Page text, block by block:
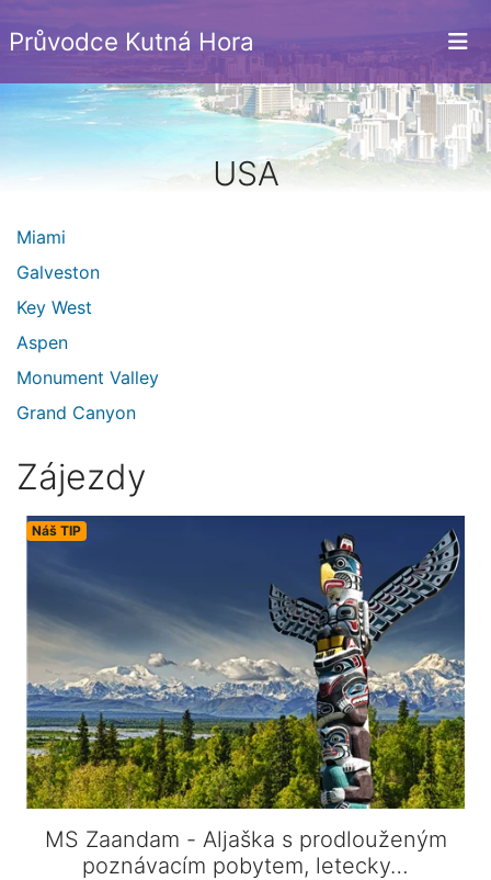
Průvodce Kutná Hora
USA
Miami
Galveston
Key West
Aspen
Monument Valley
Grand Canyon
Zájezdy
Náš TIP
MS Zaandam - Aljaška s prodlouženým
poznávacím pobytem, letecky…